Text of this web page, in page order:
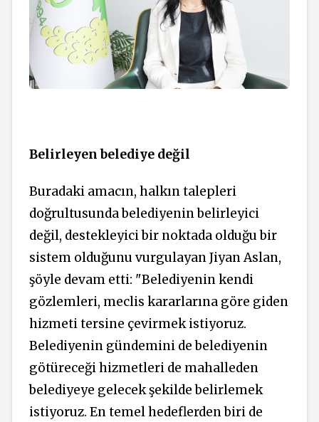
Belirleyen belediye değil
Buradaki amacın, halkın talepleri
doğrultusunda belediyenin belirleyici
değil, destekleyici bir noktada olduğu bir
sistem olduğunu vurgulayan Jiyan Aslan,
şöyle devam etti: "Belediyenin kendi
gözlemleri, meclis kararlarına göre giden
hizmeti tersine çevirmek istiyoruz.
Belediyenin gündemini de belediyenin
götüreceği hizmetleri de mahalleden
belediyeye gelecek şekilde belirlemek
istiyoruz. En temel hedeflerden biri de